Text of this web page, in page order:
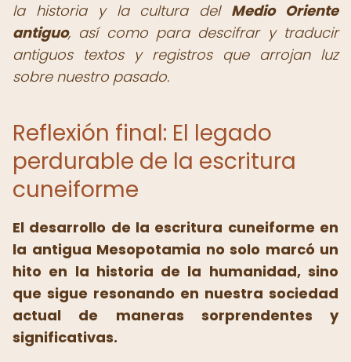
la historia y la cultura del Medio Oriente
antiguo, así como para descifrar y traducir
antiguos textos y registros que arrojan luz
sobre nuestro pasado.
Reflexión final: El legado
perdurable de la escritura
cuneiforme
El desarrollo de la escritura cuneiforme en
la antigua Mesopotamia no solo marcó un
hito en la historia de la humanidad, sino
que sigue resonando en nuestra sociedad
actual de maneras sorprendentes y
significativas.